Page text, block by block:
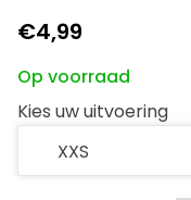
€4,99
Op voorraad
Kies uw uitvoering